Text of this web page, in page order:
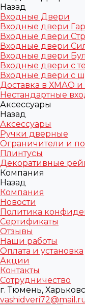
Назад
Входные Двери
Входные двери
Входные двери
Входные двери
Входные двери
Входные двери с
Входные двери с
Доставка в ХМАО
Нестандартные
Аксессуары
Назад
Аксессуары
Ручки дверные
Ограничители и
Плинтусы
Декоративные
Компания
Назад
Компания
Новости
Политика
Сертификаты
Отзывы
Наши работы
Оплата и установка
Акции
Контакты
Сотрудничество
г. Тюмень,